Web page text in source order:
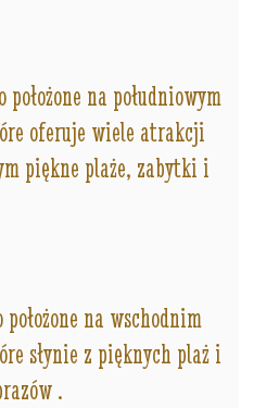
na południowym
oferuje wiele atrakcji
piękne plaże, zabytki i
na wschodnim
słynie z pięknych plaż i
.